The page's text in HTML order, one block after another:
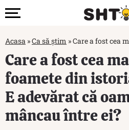
Acasa »Ca să știm »Care a fost cea
Care a fost cea
foamete din
E adevărat că
mâncau între ei?